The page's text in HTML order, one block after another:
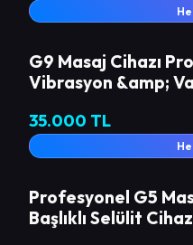
G9 Masaj Cihazı
Vibrasyon &amp;
35.000 TL
Profesyonel G5
Başlıklı Selülit